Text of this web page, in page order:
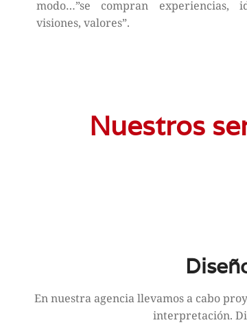
modo…”se compran experiencias,
visiones, valores”.
Nuestros
En nuestra agencia llevamos a cabo
interpretación.